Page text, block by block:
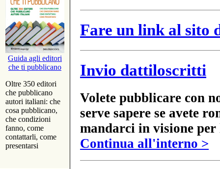
Guida agli editori
che ti pubblicano
Oltre 350 editori
che pubblicano
autori italiani: che
cosa pubblicano,
che condizioni
fanno, come
contattarli, come
presentarsi
Fare un link al sito
Invio dattiloscritti
Volete pubblicare con
serve sapere se avete
mandarci in visione
Continua all'interno >